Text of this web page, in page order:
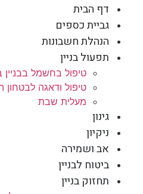
דף הבית
גביית כספים
הנהלת חשבונות
תפעול בניין
טיפול בחשמל בבניין
טיפול ודאגה לבטחון
מעלית שבת
גינון
ניקיון
אב ושמירה
ביטוח לבניין
תחזוק בניין